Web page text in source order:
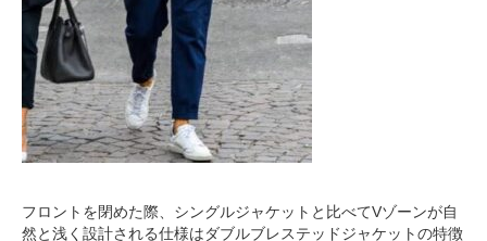
フロントを閉めた際、シングルジャケットと比べてVゾーンが自
然と浅く設計される仕様はダブルブレステッドジャケットの特徴